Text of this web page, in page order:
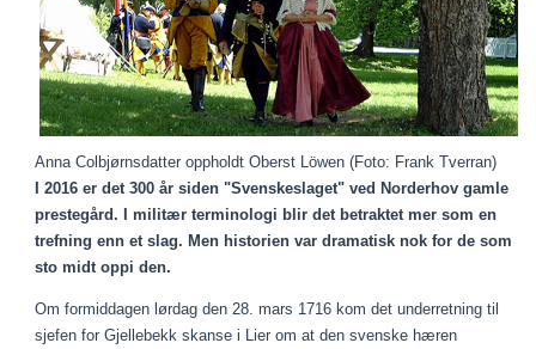
Anna Colbjørnsdatter oppholdt Oberst Löwen (Foto: Frank Tverran)
I 2016 er det 300 år siden "Svenskeslaget" ved Norderhov gamle
prestegård. I militær terminologi blir det betraktet mer som en
trefning enn et slag. Men historien var dramatisk nok for de som
sto midt oppi den.
Om formiddagen lørdag den 28. mars 1716 kom det underretning til
sjefen for Gjellebekk skanse i Lier om at den svenske hæren